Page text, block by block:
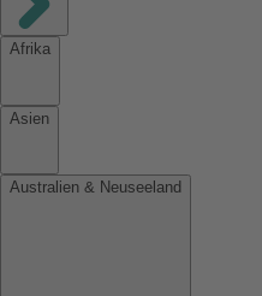
Afrika
Asien
Australien & Neuseeland